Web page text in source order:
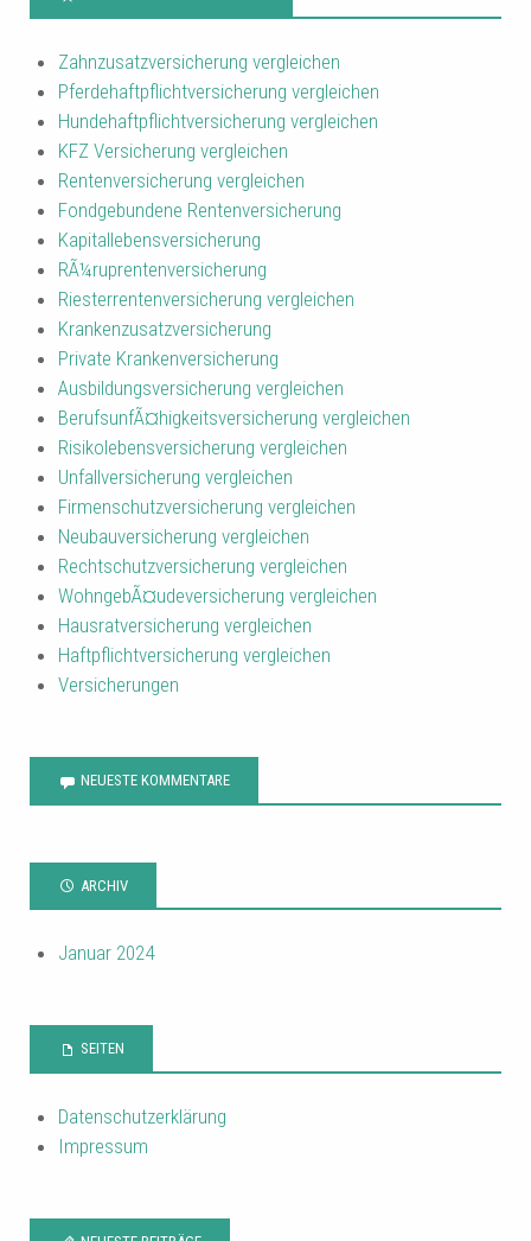
Zahnzusatzversicherung vergleichen
Pferdehaftpflichtversicherung vergleichen
Hundehaftpflichtversicherung vergleichen
KFZ Versicherung vergleichen
Rentenversicherung vergleichen
Fondgebundene Rentenversicherung
Kapitallebensversicherung
RÃ¼ruprentenversicherung
Riesterrentenversicherung vergleichen
Krankenzusatzversicherung
Private Krankenversicherung
Ausbildungsversicherung vergleichen
BerufsunfÃ¤higkeitsversicherung vergleichen
Risikolebensversicherung vergleichen
Unfallversicherung vergleichen
Firmenschutzversicherung vergleichen
Neubauversicherung vergleichen
Rechtschutzversicherung vergleichen
WohngebÃ¤udeversicherung vergleichen
Hausratversicherung vergleichen
Haftpflichtversicherung vergleichen
Versicherungen
NEUESTE KOMMENTARE
ARCHIV
Januar 2024
SEITEN
Datenschutzerklärung
Impressum